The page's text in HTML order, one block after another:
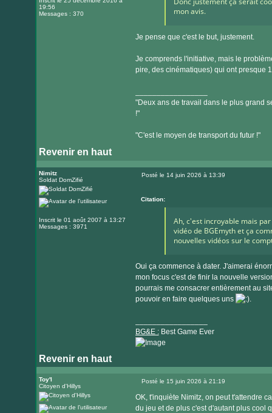
19:56
Messages : 370
mon avis.
Je pense que c'est le but, justement.
Je comprends l'initiative, mais le
pire, des cinématiques) qui ont presque
"Deux ans de travail dans le plus grand
!"
"C'est le moyen de transport du futur !"
Revenir en haut
Nimitz
Soldat DomZifié
Inscrit le 01 août 2007 à 13:27
Messages : 3971
Posté le 14 juin 2026 à 13:39
Citation:
Ah, c'est incroyable mais
vidéo de BGEmyth et ça
nouvelles vidéos sur le
Oui ça commence à dater. J'aimerai
mon focus c'est de finir la nouvelle
pourrais me consacrer entièrement au
pouvoir en faire quelques uns
.
BG&E :Best Game Ever
Revenir en haut
Visiter
le
internet
Toy'l
Citoyen d'Hillys
Posté le 15 juin 2026 à 21:19
OK, t'inquiète Nimitz, on peut t'attendre
du jeu et de plus c'est d'autant plus cool